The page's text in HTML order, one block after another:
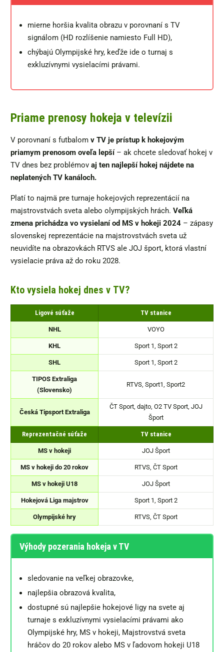
mierne horšia kvalita obrazu v porovnaní s TV
signálom (HD rozlíšenie namiesto Full HD),
chýbajú Olympijské hry, keďže ide o turnaj s
exkluzívnymi vysielacími právami.
Priame prenosy hokeja v televízii
V porovnaní s futbalom v TV je prístup k hokejovým
priamym prenosom oveľa lepší– ak chcete sledovať hokej v
TV dnes bez problémov aj ten najlepší hokej nájdete na
neplatených TV kanáloch.
Platí to najmä pre turnaje hokejových reprezentácií na
majstrovstvách sveta alebo olympijských hrách. Veľká
zmena prichádza vo vysielaní od MS v hokeji 2024 – zápasy
slovenskej reprezentácie na majstrovstvách sveta už
neuvidíte na obrazovkách RTVS ale JOJ šport, ktorá vlastní
vysielacie práva až do roku 2028.
Kto vysiela hokej dnes v TV?
Ligové súťaže TV stanice
NHL VOYO
KHL Sport 1, Sport 2
SHL Sport 1, Sport 2
TIPOS Extraliga
(Slovensko)
RTVS, Sport1, Sport2
Česká Tipsport Extraliga
ČT Sport, dajto, O2 TV Sport, JOJ
Šport
Reprezentačné súťaže TV stanice
MS v hokeji JOJ Šport
MS v hokeji do 20 rokov RTVS, ČT Sport
MS v hokeji U18 JOJ Šport
Hokejová Liga majstrov Sport 1, Sport 2
Olympijské hry RTVS, ČT Sport
Výhody pozerania hokeja v TV
sledovanie na veľkej obrazovke,
najlepšia obrazová kvalita,
dostupné sú najlepšie hokejové ligy na svete aj
turnaje s exkluzívnymi vysielacími právami ako
Olympijské hry, MS v hokeji, Majstrovstvá sveta
hráčov do 20 rokov alebo MS v ľadovom hokeji U18